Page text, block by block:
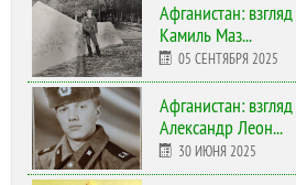
Афганистан:
Камиль Маз...
05 СЕНТЯБРЯ 2025
Афганистан:
Александр Леон...
30 ИЮНЯ 2025